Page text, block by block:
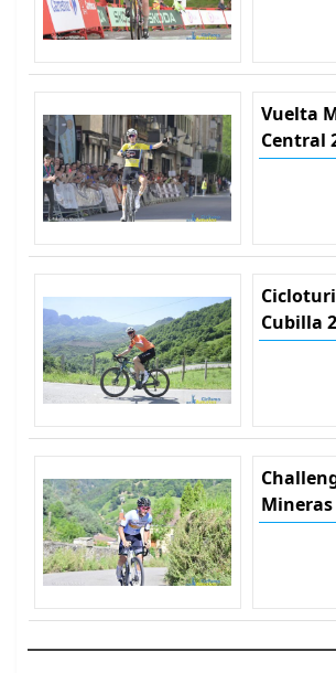
Vuelta
Central
Cubilla
Mineras